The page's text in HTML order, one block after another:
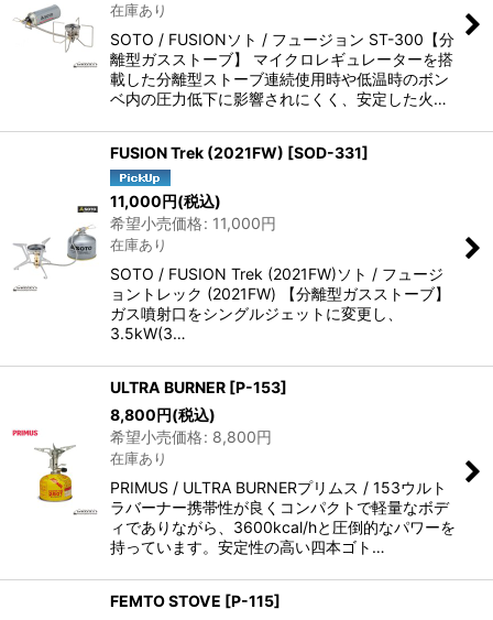
在庫あり
SOTO / FUSIONソト / フュージョン ST-300【分
離型ガスストーブ】 マイクロレギュレーターを搭
載した分離型ストーブ連続使用時や低温時のボン
ベ内の圧力低下に影響されにくく、安定した火…
FUSION Trek (2021FW) [SOD-331]
11,000円(税込)
希望小売価格: 11,000円
在庫あり
SOTO / FUSION Trek (2021FW)ソト / フュージ
ョントレック (2021FW) 【分離型ガスストーブ】
ガス噴射口をシングルジェットに変更し、
3.5kW(3…
ULTRA BURNER [P-153]
8,800円(税込)
希望小売価格: 8,800円
在庫あり
PRIMUS / ULTRA BURNERプリムス / 153ウルト
ラバーナー携帯性が良くコンパクトで軽量なボデ
ィでありながら、3600kcal/hと圧倒的なパワーを
持っています。安定性の高い四本ゴト…
FEMTO STOVE [P-115]